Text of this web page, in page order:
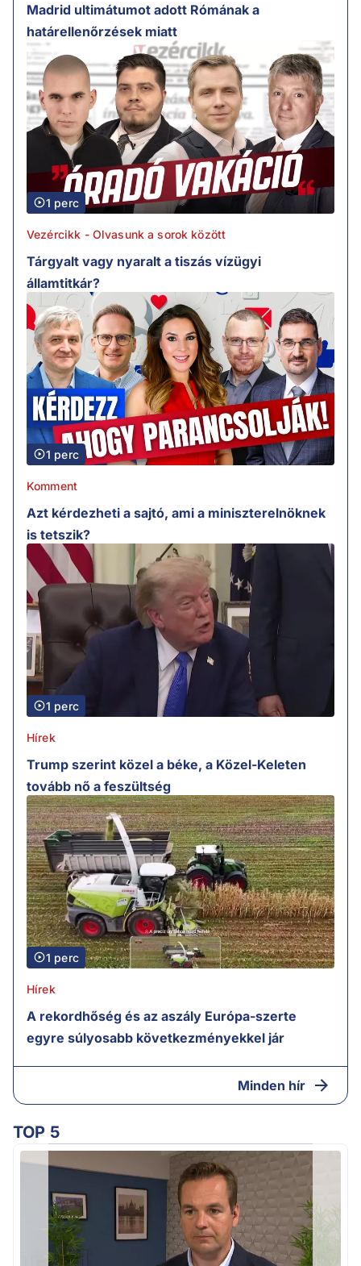
Madrid ultimátumot adott Rómának a
határellenőrzések miatt
1 perc
Vezércikk - Olvasunk a sorok között
Tárgyalt vagy nyaralt a tiszás vízügyi
államtitkár?
1 perc
Komment
Azt kérdezheti a sajtó, ami a miniszterelnöknek
is tetszik?
1 perc
Hírek
Trump szerint közel a béke, a Közel-Keleten
tovább nő a feszültség
1 perc
Hírek
A rekordhőség és az aszály Európa-szerte
egyre súlyosabb következményekkel jár
Minden hír
TOP 5